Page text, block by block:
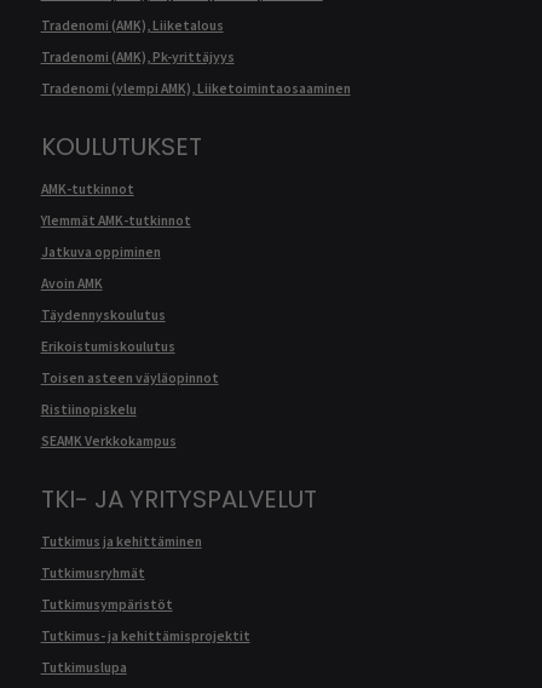
Tradenomi (AMK), Liiketalous
Tradenomi (AMK), Pk-yrittäjyys
Tradenomi (ylempi AMK), Liiketoimintaosaaminen
KOULUTUKSET
AMK-tutkinnot
Ylemmät AMK-tutkinnot
Jatkuva oppiminen
Avoin AMK
Täydennyskoulutus
Erikoistumiskoulutus
Toisen asteen väyläopinnot
Ristiinopiskelu
SEAMK Verkkokampus
TKI- JA YRITYSPALVELUT
Tutkimus ja kehittäminen
Tutkimusryhmät
Tutkimusympäristöt
Tutkimus- ja kehittämisprojektit
Tutkimuslupa